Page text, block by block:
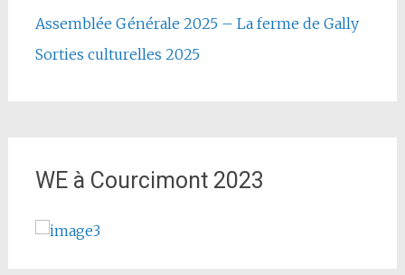
Assemblée Générale 2025 – La ferme de Gally
Sorties culturelles 2025
WE à Courcimont 2023